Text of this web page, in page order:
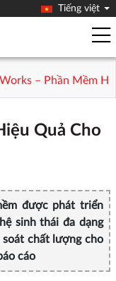
Tiếng việt
– Phần Mềm
Quả Cho
được phát triển
sinh thái đa dạng
soát chất lượng cho
cáo